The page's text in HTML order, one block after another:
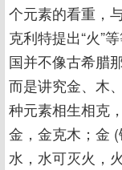
个元素的看重，
克利特提出“火”
国并不像古希腊
而是讲究金、木
种元素相生相克
金，金克木；金
水，水可灭火，